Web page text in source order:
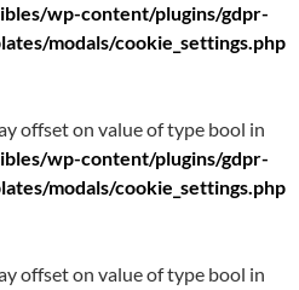
wp-content/plugins/gdpr-
modals/cookie_settings.php
offset on value of type bool in
wp-content/plugins/gdpr-
modals/cookie_settings.php
offset on value of type bool in